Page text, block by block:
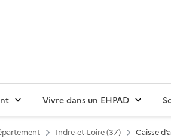
Vivre dans un EHPAD
Indre-et-Loire (37) Caisse